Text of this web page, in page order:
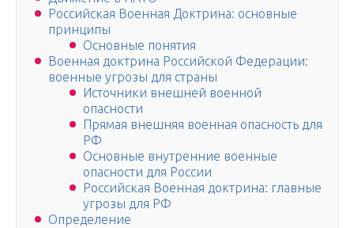
Российская Военная Доктрина: основные
принципы
Основные понятия
Военная доктрина Российской Федерации:
военные угрозы для страны
Источники внешней военной
опасности
Прямая внешняя военная опасность для
РФ
Основные внутренние военные
опасности для России
Российская Военная доктрина: главные
угрозы для РФ
Определение